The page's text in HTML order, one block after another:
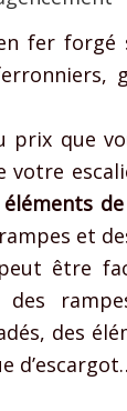
fer
prix que
votre
éléments
et
être
des